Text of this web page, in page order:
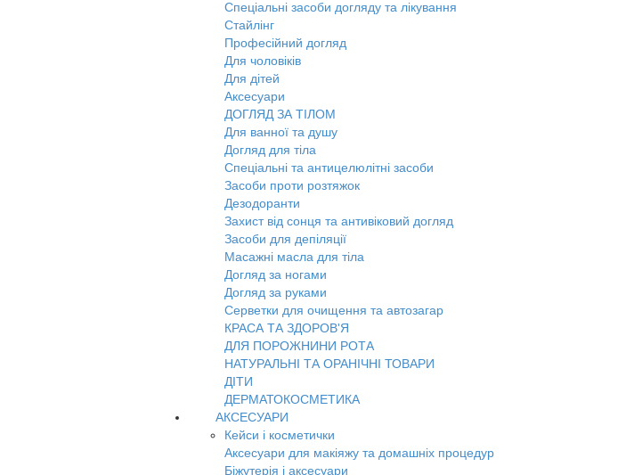
Спеціальні засоби догляду та лікування
Стайлінг
Професійний догляд
Для чоловіків
Для дітей
Аксесуари
ДОГЛЯД ЗА ТІЛОМ
Для ванної та душу
Догляд для тіла
Спеціальні та антицелюлітні засоби
Засоби проти розтяжок
Дезодоранти
Захист від сонця та антивіковий догляд
Засоби для депіляції
Масажні масла для тіла
Догляд за ногами
Догляд за руками
Серветки для очищення та автозагар
КРАСА ТА ЗДОРОВ'Я
ДЛЯ ПОРОЖНИНИ РОТА
НАТУРАЛЬНІ ТА ОРАНІЧНІ ТОВАРИ
ДІТИ
ДЕРМАТОКОСМЕТИКА
АКСЕСУАРИ
Кейси і косметички
Аксесуари для макіяжу та домашніх процедур
Біжутерія і аксесуари